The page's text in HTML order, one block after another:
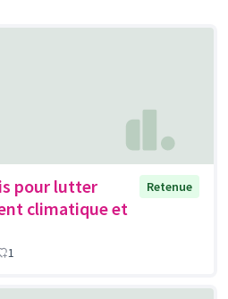
pour lutter
climatique et
Retenue
1